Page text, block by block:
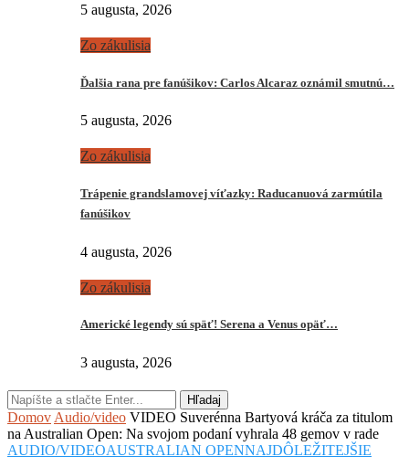
5 augusta, 2026
Zo zákulisia
Ďalšia rana pre fanúšikov: Carlos Alcaraz oznámil smutnú…
5 augusta, 2026
Zo zákulisia
Trápenie grandslamovej víťazky: Raducanuová zarmútila
fanúšikov
4 augusta, 2026
Zo zákulisia
Americké legendy sú späť! Serena a Venus opäť…
3 augusta, 2026
Hľadaj
Domov Audio/video VIDEO Suverénna Bartyová kráča za titulom
na Australian Open: Na svojom podaní vyhrala 48 gemov v rade
AUDIO/VIDEOAUSTRALIAN OPENNAJDÔLEŽITEJŠIE